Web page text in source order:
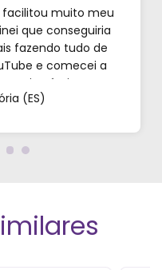
facilitou muito meu
que conseguiria
fazendo tudo de
e comecei a
incríveis e os
mostram nos
(ES)